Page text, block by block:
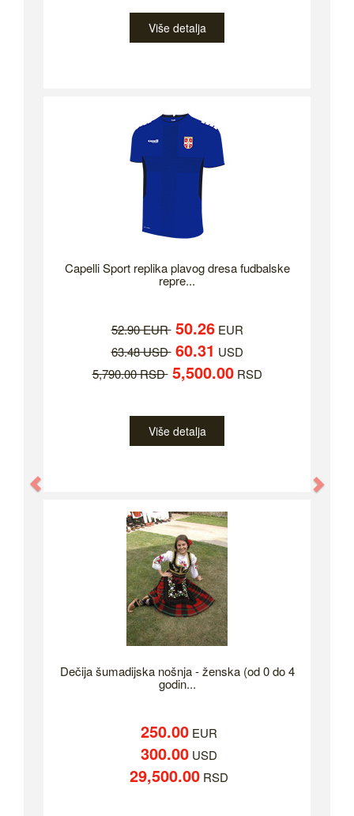
Više detalja
Capelli Sport replika plavog dresa fudbalske
repre...
52.90 EUR 50.26EUR
63.48 USD 60.31 USD
5,790.00 RSD 5,500.00RSD
Više detalja
Dečija šumadijska nošnja - ženska (od 0 do 4
godin...
250.00 EUR
300.00 USD
29,500.00 RSD